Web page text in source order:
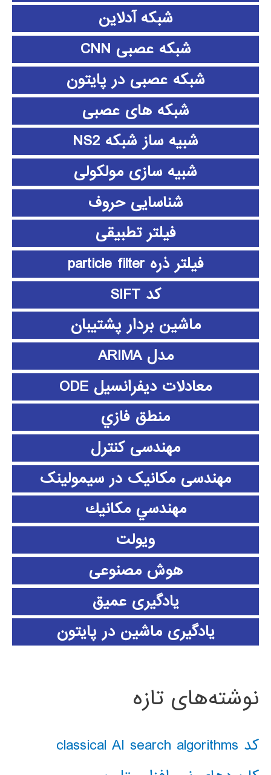
شبکه آدلاین
شبکه عصبی CNN
شبکه عصبی در پایتون
شبکه های عصبی
شبیه ساز شبکه NS2
شبیه سازی مولکولی
شناسایی حروف
فیلتر تطبیقی
فیلتر ذره particle filter
کد SIFT
ماشین بردار پشتیبان
مدل ARIMA
معادلات دیفرانسیل ODE
منطق فازي
مهندسی کنترل
مهندسی مکانیک در سیمولینک
مهندسي مكانيك
ویولت
هوش مصنوعی
یادگیری عمیق
یادگیری ماشین در پایتون
نوشته‌های تازه
کد classical AI search algorithms